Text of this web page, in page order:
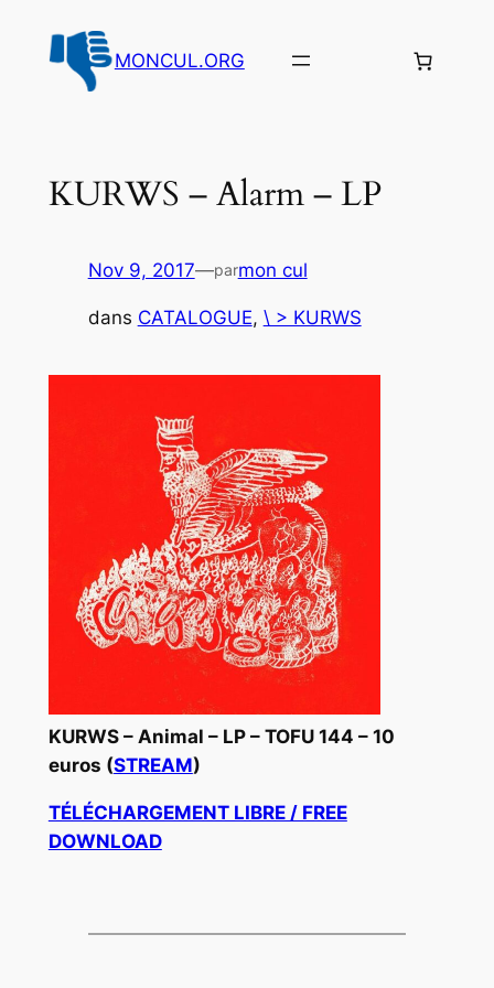
contenu
MONCUL.ORG
KURWS – Alarm – LP
Nov 9, 2017—parmon cul
dans CATALOGUE, \ > KURWS
KURWS – Animal – LP – TOFU 144 – 10
euros (STREAM)
TÉLÉCHARGEMENT LIBRE / FREE
DOWNLOAD